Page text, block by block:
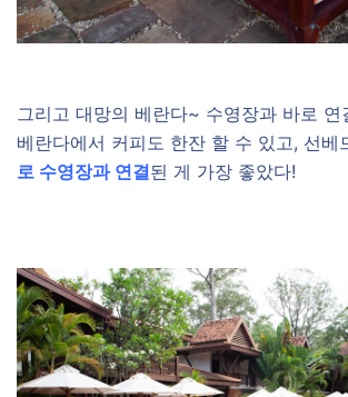
그리고 대망의 베란다~ 수영장과 바로 연
베란다에서 커피도 한잔 할 수 있고, 선베
로 수영장과 연결된 게 가장 좋았다!